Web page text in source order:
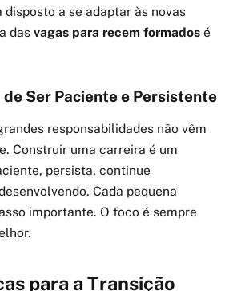
disposto a se adaptar às novas
das vagas para recem formados é
Ser Paciente e Persistente
responsabilidades não vêm
Construir uma carreira é um
persista, continue
Cada pequena
importante. O foco é sempre
para a Transição